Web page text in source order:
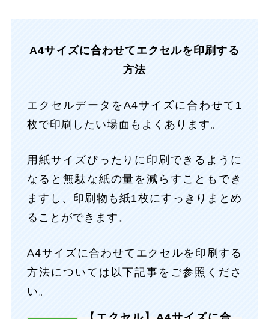
A4サイズに合わせてエクセルを印刷する
方法
エクセルデータをA4サイズに合わせて1
枚で印刷したい場面もよくあります。
用紙サイズぴったりに印刷できるように
なると無駄な紙の量を減らすこともでき
ますし、印刷物も紙1枚にすっきりまとめ
ることができます。
A4サイズに合わせてエクセルを印刷する
方法については以下記事をご参照くださ
い。